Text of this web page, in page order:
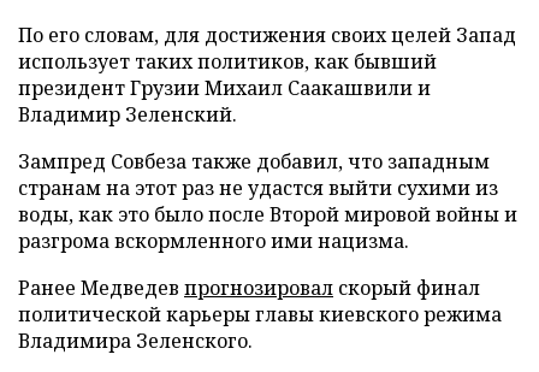
По его словам, для достижения своих целей Запад
использует таких политиков, как бывший
президент Грузии Михаил Саакашвили и
Владимир Зеленский.
Зампред Совбеза также добавил, что западным
странам на этот раз не удастся выйти сухими из
воды, как это было после Второй мировой войны и
разгрома вскормленного ими нацизма.
Ранее Медведев прогнозировал скорый финал
политической карьеры главы киевского режима
Владимира Зеленского.